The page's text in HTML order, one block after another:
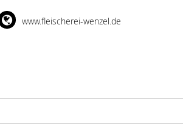
www.fleischerei-wenzel.de